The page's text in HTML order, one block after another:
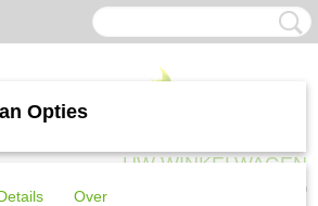
UW WINKELWAGEN
(0)
Opties
Over